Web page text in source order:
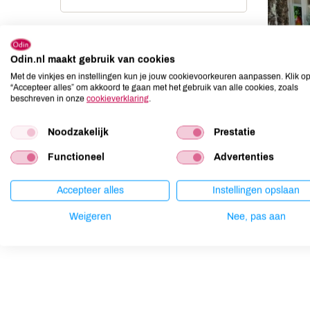
Odin.nl maakt gebruik van cookies
Met de vinkjes en instellingen kun je jouw cookievoorkeuren aanpassen. Klik op
“Accepteer alles” om akkoord te gaan met het gebruik van alle cookies, zoals
beschreven in onze cookieverklaring.
Noodzakelijk Prestatie
Functioneel Advertenties
Accepteer alles Instellingen opslaan
Weigeren Nee, pas aan